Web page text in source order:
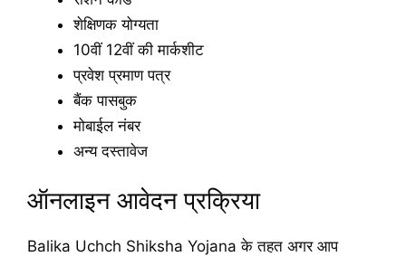
शेक्षिणक योग्यता
10वीं 12वीं की मार्कशीट
प्रवेश प्रमाण पत्र
बैंक पासबुक
मोबाईल नंबर
अन्य दस्तावेज
ऑनलाइन आवेदन प्रक्रिया
Balika Uchch Shiksha Yojana के तहत अगर आप